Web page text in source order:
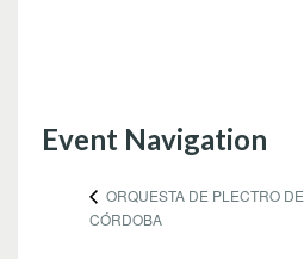
Event Navigation
ORQUESTA DE PLECTRO DE
CÓRDOBA